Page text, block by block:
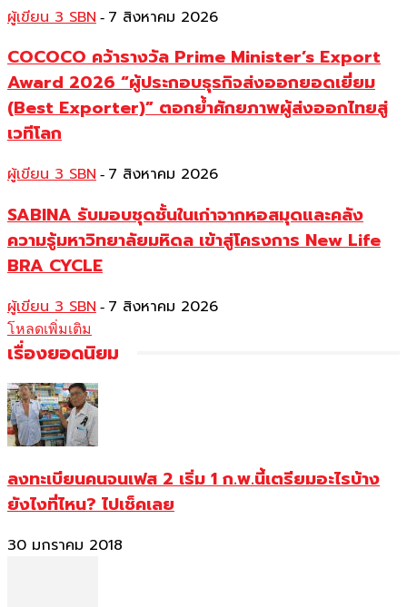
ผู้เขียน 3 SBN - 7 สิงหาคม 2026
COCOCO คว้ารางวัล Prime Minister’s Export
Award 2026 “ผู้ประกอบธุรกิจส่งออกยอดเยี่ยม
(Best Exporter)” ตอกย้ำศักยภาพผู้ส่งออกไทยสู่
เวทีโลก
ผู้เขียน 3 SBN - 7 สิงหาคม 2026
SABINA รับมอบชุดชั้นในเก่าจากหอสมุดและคลัง
ความรู้มหาวิทยาลัยมหิดล เข้าสู่โครงการ New Life
BRA CYCLE
ผู้เขียน 3 SBN - 7 สิงหาคม 2026
โหลดเพิ่มเติม
เรื่องยอดนิยม
ลงทะเบียนคนจนเฟส 2 เริ่ม 1 ก.พ.นี้เตรียมอะไรบ้าง
ยังไงที่ไหน? ไปเช็คเลย
30 มกราคม 2018